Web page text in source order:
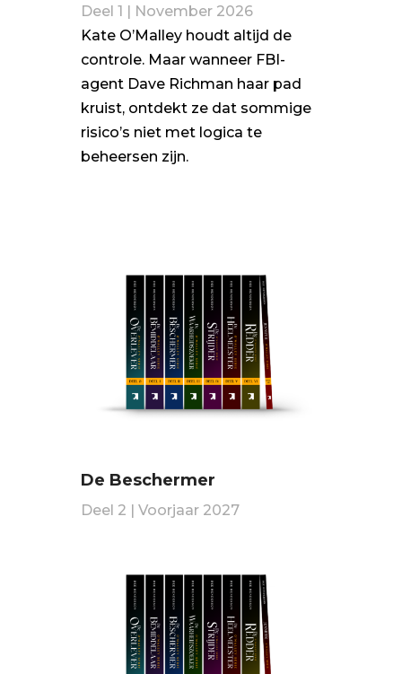
Deel 1 | November 2026
Kate O’Malley houdt altijd de
controle. Maar wanneer FBI-
agent Dave Richman haar pad
kruist, ontdekt ze dat sommige
risico’s niet met logica te
beheersen zijn.
De Beschermer
Deel 2 | Voorjaar 2027